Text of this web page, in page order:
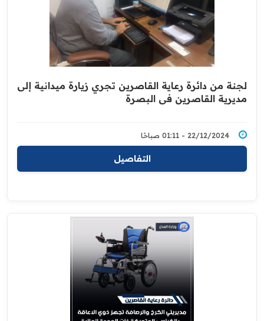
لجنة من دائرة رعاية القاصرين تجري زيارة ميدانية إلى
مديرية القاصرين في البصرة
22/12/2024 - 01:11 صباحًا
التفاصيل